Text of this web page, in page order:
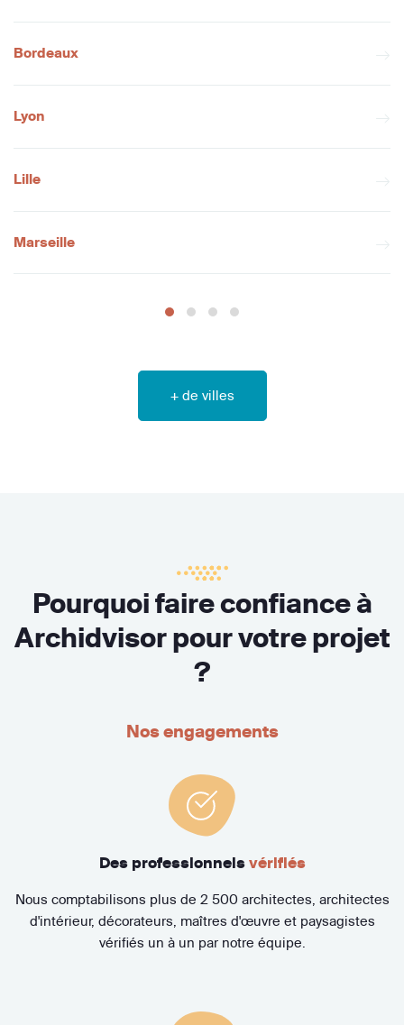
Bordeaux
Lyon
Lille
Marseille
+ de villes
Pourquoi faire confiance à
Archidvisor pour votre projet
?
Nos engagements
Des professionnels vérifiés
Nous comptabilisons plus de 2 500 architectes, architectes
d'intérieur, décorateurs, maîtres d'œuvre et paysagistes
vérifiés un à un par notre équipe.